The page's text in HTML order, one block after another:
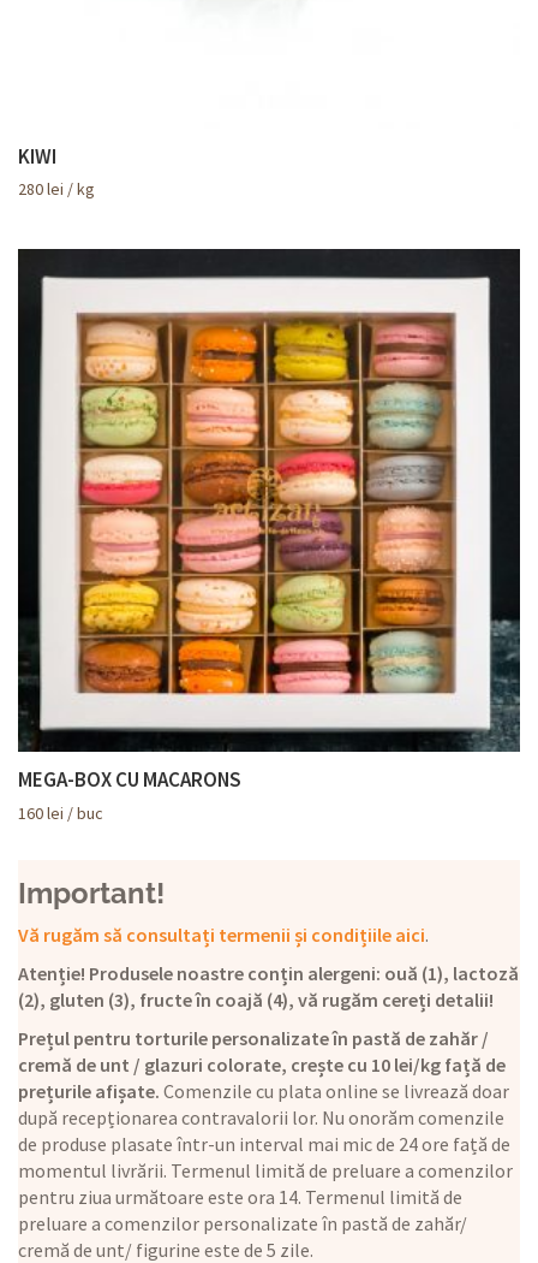
KIWI
280lei / kg
MEGA-BOX CU MACARONS
160lei / buc
Important!
Vă rugăm să consultați termenii și condițiile aici.
Atenție! Produsele noastre conțin alergeni: ouă (1), lactoză
(2), gluten (3), fructe în coajă (4), vă rugăm cereți detalii!
Prețul pentru torturile personalizate în pastă de zahăr /
cremă de unt / glazuri colorate, crește cu 10 lei/kg față de
prețurile afișate. Comenzile cu plata online se livrează doar
după recepționarea contravalorii lor. Nu onorăm comenzile
de produse plasate într-un interval mai mic de 24 ore față de
momentul livrării. Termenul limită de preluare a comenzilor
pentru ziua următoare este ora 14. Termenul limită de
preluare a comenzilor personalizate în pastă de zahăr/
cremă de unt/ figurine este de 5 zile.